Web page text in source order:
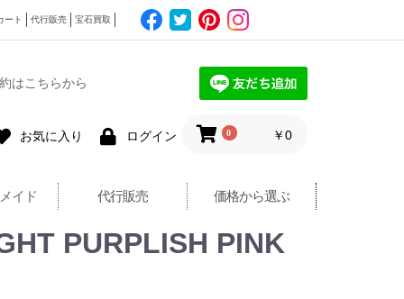
ート 代行販売 宝石買取
はこちらから
お気に入り ログイン 0 ￥0
イド 代行販売 価格から選ぶ
PURPLISH PINK